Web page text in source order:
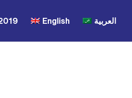
English العربية